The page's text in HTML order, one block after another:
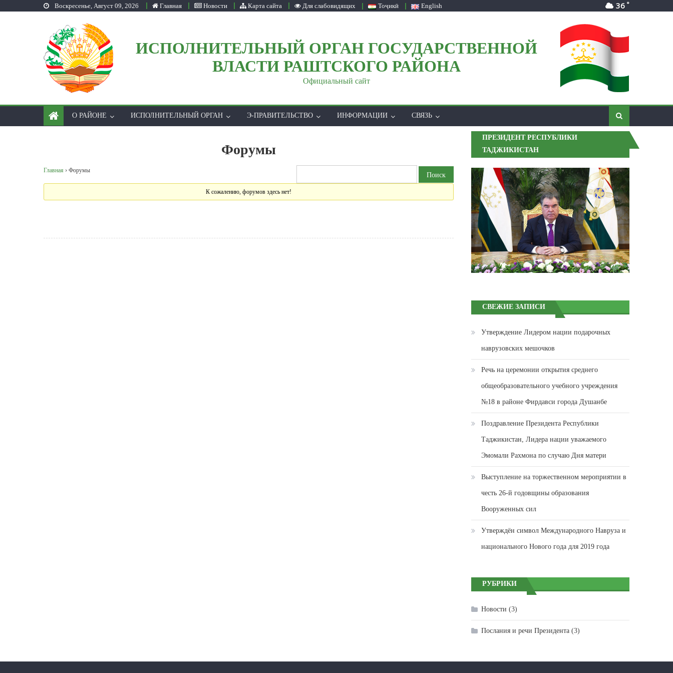
Воскресенье, Август 09, 2026 Главная Новости Карта сайта Для слабовидящих Тоҷикӣ English 36 °
ИСПОЛНИТЕЛЬНЫЙ ОРГАН ГОСУДАРСТВЕННОЙ
ВЛАСТИ РАШТСКОГО РАЙОНА
Официальный сайт
О РАЙОНЕ ИСПОЛНИТЕЛЬНЫЙ ОРГАН Э-ПРАВИТЕЛЬСТВО ИНФОРМАЦИИ СВЯЗЬ
Форумы
Главная › Форумы
К сожалению, форумов здесь нет!
ПРЕЗИДЕНТ РЕСПУБЛИКИ
ТАДЖИКИСТАН
СВЕЖИЕ ЗАПИСИ
Утверждение Лидером нации подарочных
наврузовских мешочков
Речь на церемонии открытия среднего
общеобразовательного учебного учреждения
№18 в районе Фирдавси города Душанбе
Поздравление Президента Республики
Таджикистан, Лидера нации уважаемого
Эмомали Рахмона по случаю Дня матери
Выступление на торжественном мероприятии в
честь 26-й годовщины образования
Вооруженных сил
Утверждён символ Международного Навруза и
национального Нового года для 2019 года
РУБРИКИ
Новости (3)
Послания и речи Президента (3)